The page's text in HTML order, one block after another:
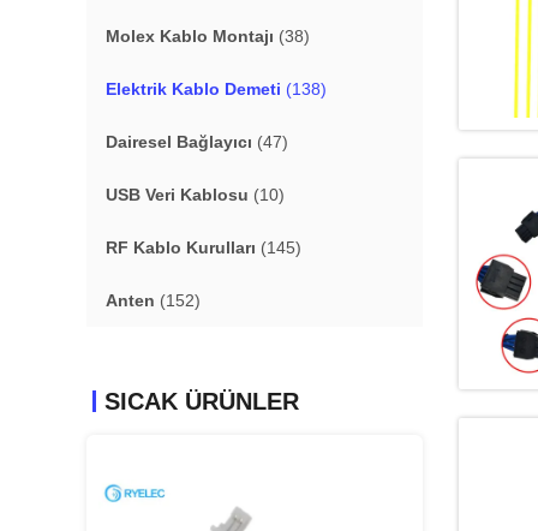
Molex Kablo Montajı (38)
Elektrik Kablo Demeti (138)
Dairesel Bağlayıcı (47)
USB Veri Kablosu (10)
RF Kablo Kurulları (145)
Anten (152)
SICAK ÜRÜNLER